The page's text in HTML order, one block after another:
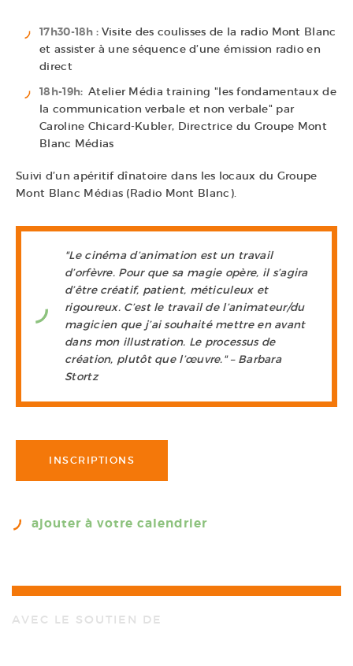
17h30-18h : Visite des coulisses de la radio Mont Blanc
et assister à une séquence d’une émission radio en
direct
18h-19h: Atelier Média training "les fondamentaux de
la communication verbale et non verbale" par
Caroline Chicard-Kubler, Directrice du Groupe Mont
Blanc Médias
Suivi d’un apéritif dînatoire dans les locaux du Groupe
Mont Blanc Médias (Radio Mont Blanc).
"Le cinéma d’animation est un travail
d’orfèvre. Pour que sa magie opère, il s’agira
d’être créatif, patient, méticuleux et
rigoureux. C’est le travail de l’animateur/du
magicien que j’ai souhaité mettre en avant
dans mon illustration. Le processus de
création, plutôt que l’œuvre."– Barbara
Stortz
INSCRIPTIONS
ajouter à votre calendrier
AVEC LE SOUTIEN DE